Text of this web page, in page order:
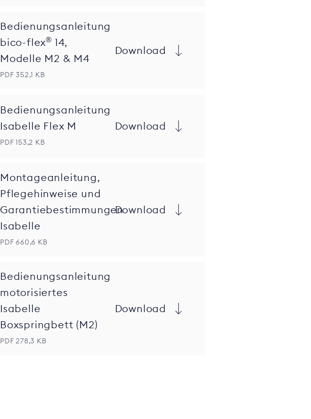
Bedienungsanleitung
bico-flex® 14,
Modelle M2 & M4
PDF 352,1 KB
Download
Bedienungsanleitung
Isabelle Flex M
PDF 153,2 KB
Download
Montageanleitung,
Pflegehinweise und
Garantiebestimmungen
Isabelle
PDF 660,6 KB
Download
Bedienungsanleitung
motorisiertes
Isabelle
Boxspringbett (M2)
PDF 278,3 KB
Download